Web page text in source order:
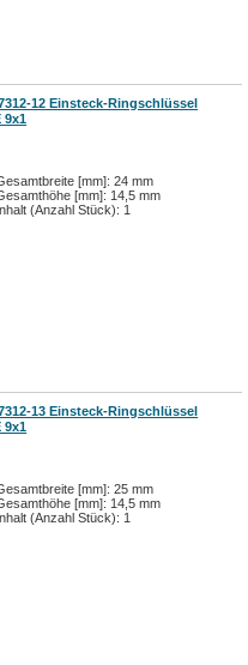
12 Einsteck-Ringschlüssel
9x1
[mm]: 24 mm
[mm]: 14,5 mm
(Anzahl Stück): 1
13 Einsteck-Ringschlüssel
9x1
[mm]: 25 mm
[mm]: 14,5 mm
(Anzahl Stück): 1